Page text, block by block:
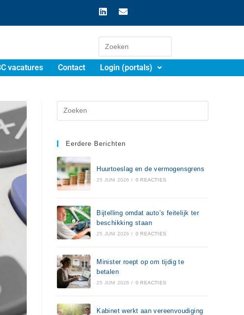
vacatures Contact Login (portals)
Eerdere Berichten
Huurtoeslag en de vermogensgrens
25 JUNI 2026 / 0 REACTIES
Bijtelling omdat auto’s feitelijk ter
beschikking staan
25 JUNI 2026 / 0 REACTIES
Minister roept op om tijdig te
betalen
25 JUNI 2026 / 0 REACTIES
Kabinet werkt aan vereenvoudiging